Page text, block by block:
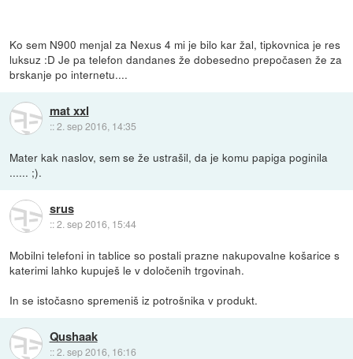
Ko sem N900 menjal za Nexus 4 mi je bilo kar žal, tipkovnica je res
luksuz :D Je pa telefon dandanes že dobesedno prepočasen že za
brskanje po internetu....
mat xxl
::2. sep 2016, 14:35
Mater kak naslov, sem se že ustrašil, da je komu papiga poginila
...... ;).
srus
::2. sep 2016, 15:44
Mobilni telefoni in tablice so postali prazne nakupovalne košarice s
katerimi lahko kupuješ le v določenih trgovinah.
In se istočasno spremeniš iz potrošnika v produkt.
Qushaak
::2. sep 2016, 16:16